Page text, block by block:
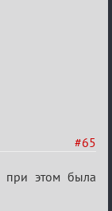
#65
при этом была